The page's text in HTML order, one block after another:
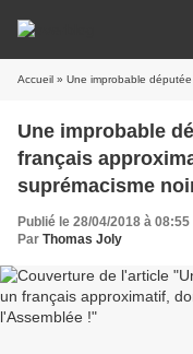
Accueil » Une improbable députée LREM du
Une improbable
français
suprémacisme
Publié le 28/04/2018 à 08:55
Par Thomas Joly